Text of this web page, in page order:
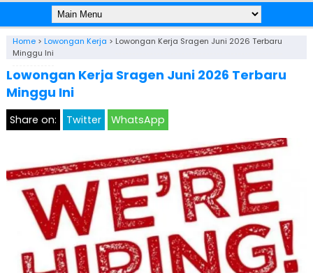
Home> Lowongan Kerja > Lowongan Kerja Sragen Juni 2026 Terbaru
Minggu Ini
Lowongan Kerja Sragen Juni 2026 Terbaru
Minggu Ini
Share on: Twitter WhatsApp